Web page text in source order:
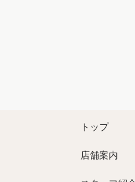
トップ
店舗案内